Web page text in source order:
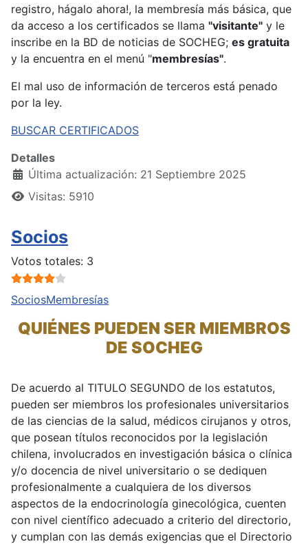
registro, hágalo ahora!, la membresía más básica, que
da acceso a los certificados se llama "visitante" y le
inscribe en la BD de noticias de SOCHEG; es gratuita
y la encuentra en el menú "membresías".
El mal uso de información de terceros está penado
por la ley.
BUSCAR CERTIFICADOS
Detalles
Última actualización: 21 Septiembre 2025
Visitas: 5910
Socios
Ratio: 4/5
Votos totales: 3
SociosMembresías
QUIÉNES PUEDEN SER MIEMBROS
DE SOCHEG
De acuerdo al TITULO SEGUNDO de los estatutos,
pueden ser miembros los profesionales universitarios
de las ciencias de la salud, médicos cirujanos y otros,
que posean títulos reconocidos por la legislación
chilena, involucrados en investigación básica o clínica
y/o docencia de nivel universitario o se dediquen
profesionalmente a cualquiera de los diversos
aspectos de la endocrinología ginecológica, cuenten
con nivel científico adecuado a criterio del directorio,
y cumplan con las demás exigencias que el Directorio